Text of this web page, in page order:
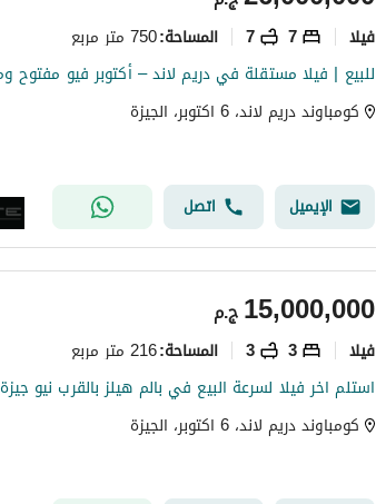
فیلا 7
7 المساحة:750 متر مربع
كومباوند دريم لاند، 6 اكتوبر، الجيزة
الإيميل اتصل
ج.م15,000,000
فیلا 3
3 المساحة:216 متر مربع
استلم اخر فيلا لسرعة البيع في بالم هيلز بالقرب نيو جيزة
كومباوند دريم لاند، 6 اكتوبر، الجيزة